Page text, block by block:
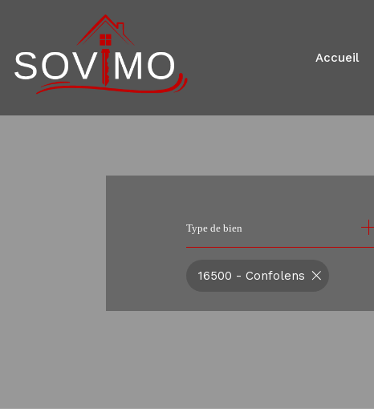
accueil
Type de bien
16500 - Confolens